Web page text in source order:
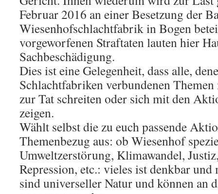
Februar 2016 an einer Besetzung der
Wiesenhofschlachtfabrik in Bogen
vorgeworfenen Straftaten lauten hier
Sachbeschädigung.
Dies ist eine Gelegenheit, dass alle,
Schlachtfabriken verbundenen
zur Tat schreiten oder sich mit den
zeigen.
Wählt selbst die zu euch passende
Themenbezug aus: ob Wiesenhof
Umweltzerstörung, Klimawandel,
Repression, etc.: vieles ist denkbar
sind universeller Natur und können an